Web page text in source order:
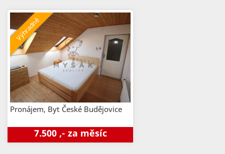
Pronájem, Byt České Budějovice
7.500 ,- za měsíc